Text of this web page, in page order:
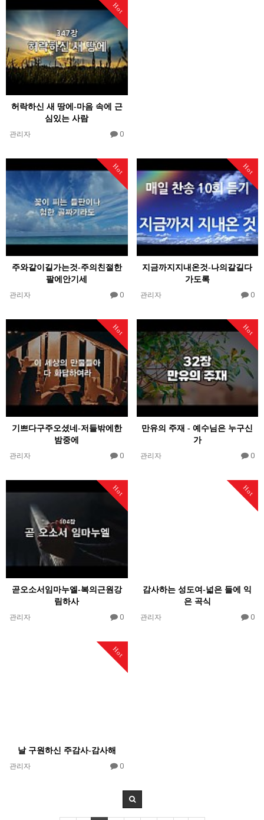
Hot
허락하신 새 땅에-마음 속에 근
심있는 사람
관리자 0
Hot
주와같이길가는것-주의친절한
팔에안기세
관리자 0
Hot
지금까지지내온것-나의갈길다
가도록
관리자 0
Hot
기쁘다구주오셨네-저들밖에한
밤중에
관리자 0
Hot
만유의 주재 - 예수님은 누구신
가
관리자 0
Hot
곧오소서임마누엘-복의근원강
림하사
관리자 0
Hot
감사하는 성도여-넓은 들에 익
은 곡식
관리자 0
Hot
날 구원하신 주감사-감사해
관리자 0